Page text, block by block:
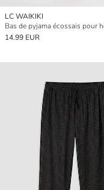
LC WAIKIKI
14.99 EUR